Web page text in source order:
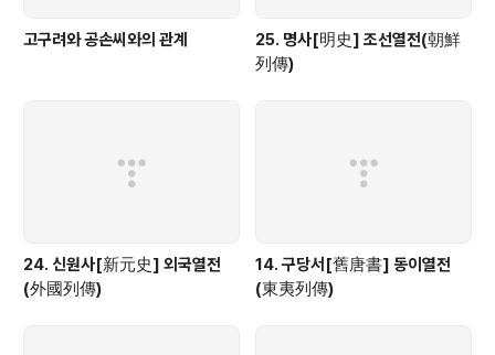
고구려와 공손씨와의 관계
25. 명사[明史] 조선열전(朝鮮
列傳)
24. 신원사[新元史] 외국열전
(外國列傳)
14. 구당서[舊唐書] 동이열전
(東夷列傳)